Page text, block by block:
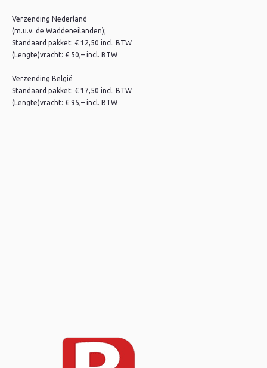
Verzending Nederland
(m.u.v. de Waddeneilanden);
Standaard pakket: € 12,50 incl. BTW
(Lengte)vracht: € 50,– incl. BTW
Verzending België
Standaard pakket: € 17,50 incl. BTW
(Lengte)vracht: € 95,– incl. BTW